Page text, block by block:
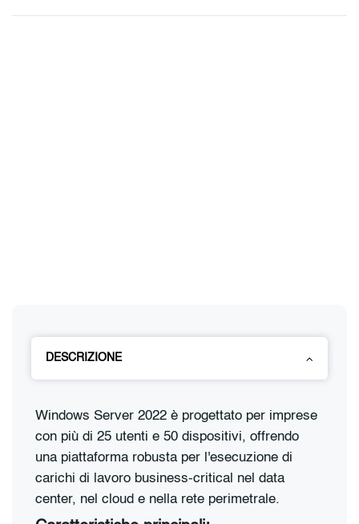
DESCRIZIONE
Windows Server 2022 è progettato per imprese
con più di 25 utenti e 50 dispositivi, offrendo
una piattaforma robusta per l'esecuzione di
carichi di lavoro business-critical nel data
center, nel cloud e nella rete perimetrale.